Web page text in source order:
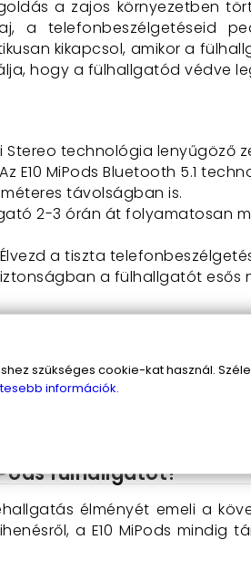
a zajos környezetben
a telefonbeszélgetéseid
kikapcsol, amikor a
hogy a fülhallgatód védve
Stereo technológia lenyűgöző
E10 MiPods Bluetooth 5.1
távolságban is.
2-3 órán át folyamatosan
a tiszta
a fülhallgatót esős
egyszerűen
amikor nem
Az intelligens
fülhallgatót?
élményét emeli a
a E10 MiPods
szükséges cookie-kat használ.
információk.